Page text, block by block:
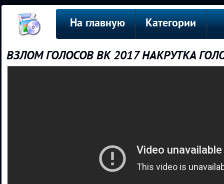
На главную Категории
ВЗЛОМ ГОЛОСОВ ВК 2017 НАКРУТКА